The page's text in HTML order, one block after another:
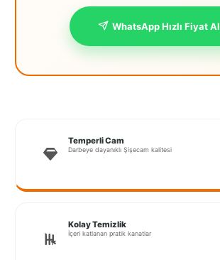
WhatsApp Hızlı Fiyat Al
Temperli Cam
Darbeye dayanıklı Şişecam kalitesi
Kolay Temizlik
İçeri katlanan pratik kanatlar
İstanbul
Avrupa
Lubrza
Manisa
Muş